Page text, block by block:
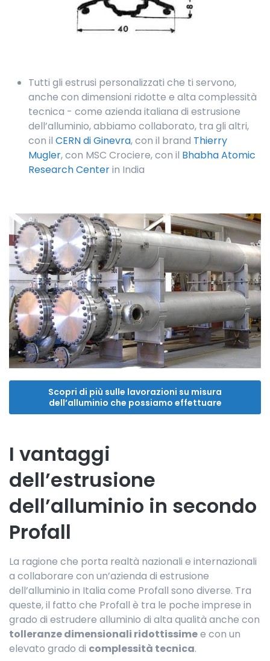
Tutti gli estrusi personalizzati che ti servono,
anche con dimensioni ridotte e alta complessità
tecnica - come azienda italiana di estrusione
dell’alluminio, abbiamo collaborato, tra gli altri,
con il CERN di Ginevra, con il brand Thierry
Mugler, con MSC Crociere, con il Bhabha Atomic
Research Centerin India
Scopri di più sulle lavorazioni su misura
dell’alluminio che possiamo effettuare
I vantaggi
dell’estrusione
dell’alluminio in secondo
Profall
La ragione che porta realtà nazionali e internazionali
a collaborare con un’azienda di estrusione
dell’alluminio in Italia come Profall sono diverse. Tra
queste, il fatto che Profall è tra le poche imprese in
grado di estrudere alluminio di alta qualità anche con
tolleranze dimensionali ridottissimee con un
elevato grado di complessità tecnica.